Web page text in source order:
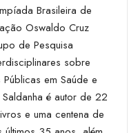
Brasileira de
Oswaldo Cruz
de Pesquisa
sobre
em Saúde e
é autor de 22
e uma centena de